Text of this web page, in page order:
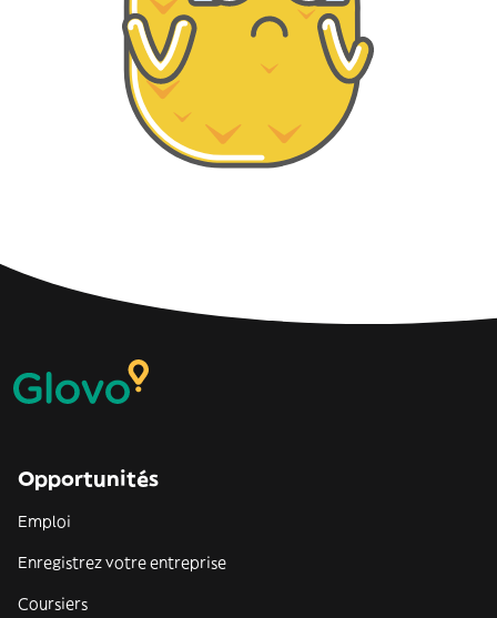
Opportunités
Emploi
Enregistrez votre entreprise
Coursiers